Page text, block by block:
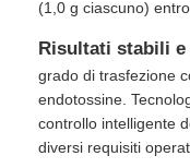
(1,0 g ciascuno)
Risultati stabili
grado di trasfezione
endotossine.
controllo intelligente
diversi requisiti